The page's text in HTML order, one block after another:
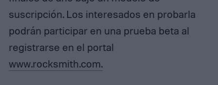
suscripción. Los interesados en probarla
podrán participar en una prueba beta al
registrarse en el portal
www.rocksmith.com.